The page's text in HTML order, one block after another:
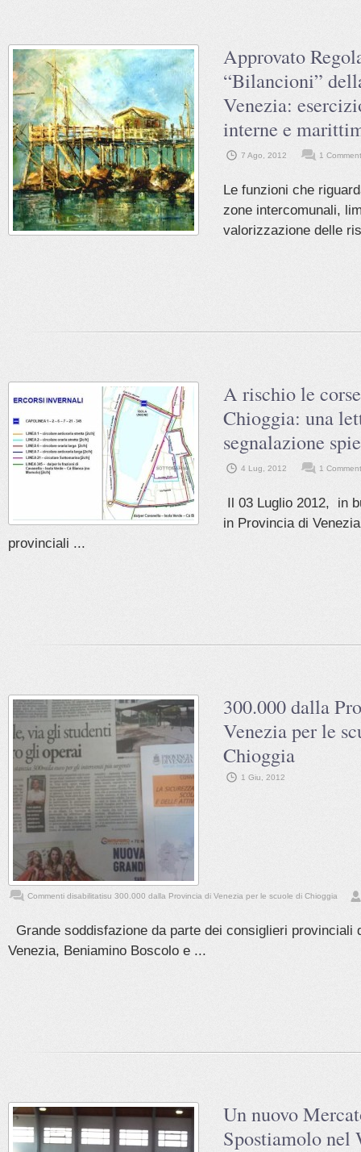
Approvato
“Bilancioni”
Venezia:
interne e
7 Ago, 2012 1
Le funzioni che
zone intercomunali,
valorizzazione delle
A rischio le
Chioggia: una
segnalazione
4 Lug, 2012 1
Il 03 Luglio 2012, in
in Provincia di
provinciali ...
300.000 dalla
Venezia per le
Chioggia
1 Giu, 2012
Commenti disabilitatisu 300.000 dalla Provincia di Venezia per le scuole di Chioggia
Grande soddisfazione da parte dei consiglieri provinciali
Venezia, Beniamino Boscolo e ...
Un nuovo
Spostiamolo nel